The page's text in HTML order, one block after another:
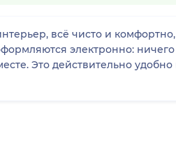
всё чисто и
электронно:
Это действительно